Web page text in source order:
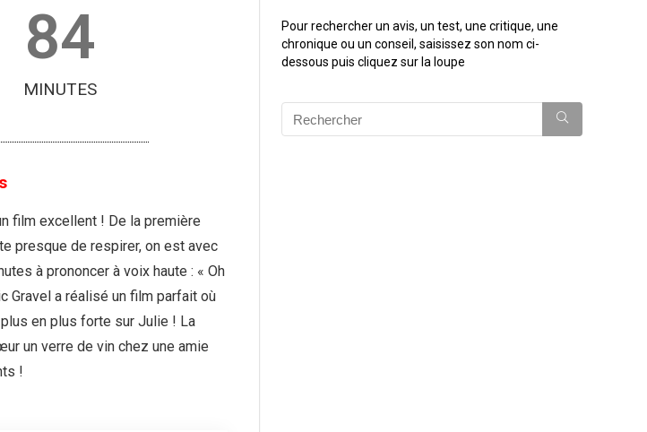
84
MINUTES
film excellent ! De la première
presque de respirer, on est avec
à prononcer à voix haute : « Oh
Gravel a réalisé un film parfait où
en plus forte sur Julie ! La
un verre de vin chez une amie
!
Pour rechercher un avis, un test, une critique, une
chronique ou un conseil, saisissez son nom ci-
dessous puis cliquez sur la loupe